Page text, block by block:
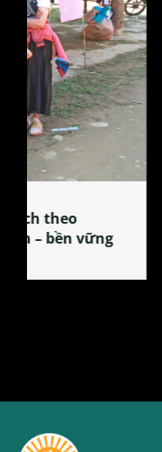
Làng làm
tỏa đặc sản